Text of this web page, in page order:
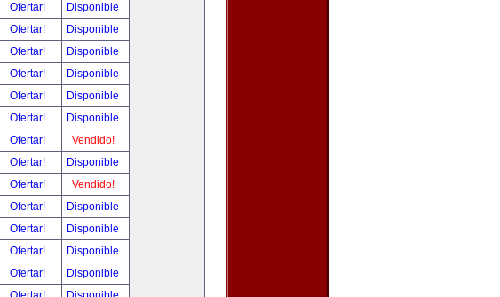
Ofertar!
Disponible
Ofertar!
Disponible
Ofertar!
Disponible
Ofertar!
Disponible
Ofertar!
Disponible
Ofertar!
Disponible
Ofertar!
Vendido!
Ofertar!
Disponible
Ofertar!
Vendido!
Ofertar!
Disponible
Ofertar!
Disponible
Ofertar!
Disponible
Ofertar!
Disponible